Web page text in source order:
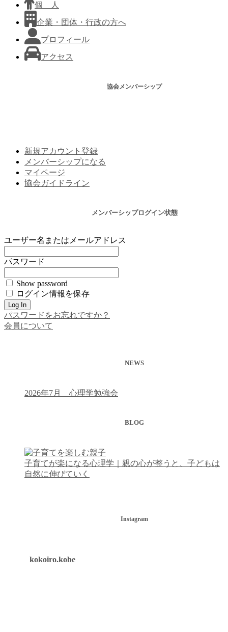
個 人
企業・団体・行政の方へ
プロフィール
アクセス
協会メンバーシップ
新規アカウント登録
メンバーシップになる
マイページ
協会ガイドライン
メンバーシップログイン状態
ユーザー名またはメールアドレス
パスワード
Show password
ログイン情報を保存
パスワードをお忘れですか？
会員について
NEWS
2026年7月 心理学勉強会
BLOG
子育てが楽になる心理学｜親の心が整うと、子どもは
自然に伸びていく
Instagram
kokoiro.kobe